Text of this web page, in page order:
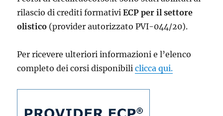
rilascio di crediti formativiECP per il settore
olistico (provider autorizzato PVI-044/20).
Per ricevere ulteriori informazioni e l’elenco
completo dei corsi disponibiliclicca qui.